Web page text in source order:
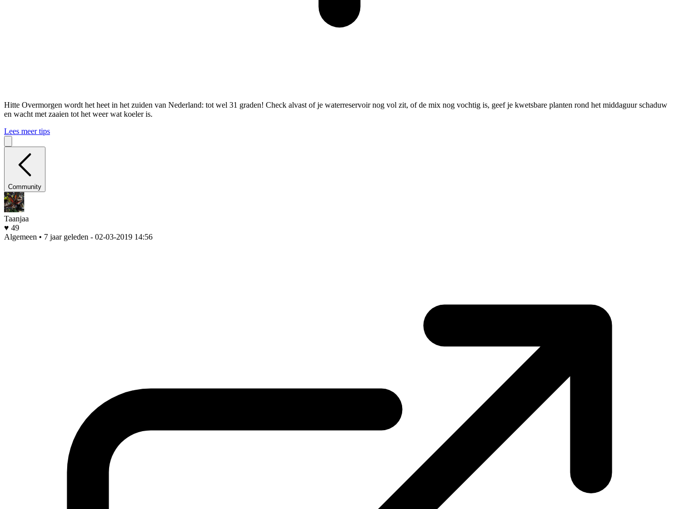
Hitte Overmorgen wordt het heet in het zuiden van Nederland: tot wel 31 graden! Check alvast of je waterreservoir nog vol zit, of de mix nog vochtig is, geef je kwetsbare planten rond het middaguur schaduw
en wacht met zaaien tot het weer wat koeler is.
Lees meer tips
Community
Taanjaa
♥ 49
Algemeen • 7 jaar geleden - 02-03-2019 14:56